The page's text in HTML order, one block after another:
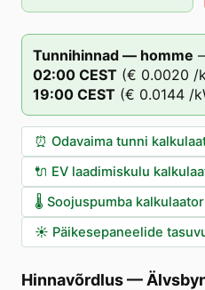
Tunnihinnad — homme
02:00 CEST (€ 0.0020 /
19:00 CEST (€ 0.0144 /
⏰ Odavaima tunni
🔌 EV laadimiskulu
🌡️ Soojuspumba kalkulaator
☀️ Päikesepaneelide
Hinnavõrdlus—